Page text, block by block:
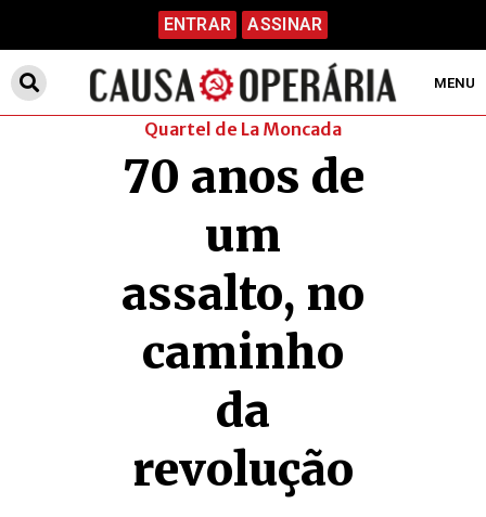
ENTRAR ASSINAR
MENU
Quartel de La Moncada
70 anos de
um
assalto, no
caminho
da
revolução